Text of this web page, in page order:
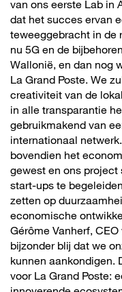
van ons eerste Lab in
dat het succes ervan
teweeggebracht in de
nu 5G en de
Wallonië, en dan nog
La Grand Poste. We
creativiteit van de
in alle transparantie
gebruikmakend van
internationaal
bovendien het
gewest en ons
start-ups te
zetten op
economische
Gérôme Vanherf,
bijzonder blij dat we
kunnen aankondigen.
voor La Grand Poste: